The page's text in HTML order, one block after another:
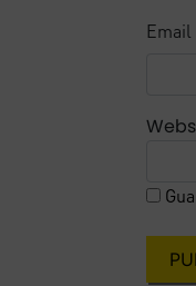
Email